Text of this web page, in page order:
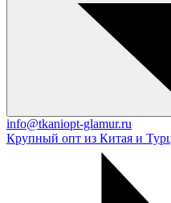
info@tkaniopt-glamur.ru
Крупный опт из Китая и